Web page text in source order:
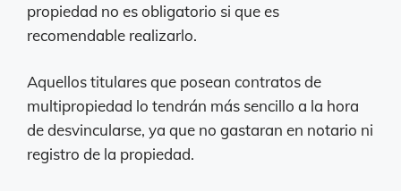
propiedad no es obligatorio si que es
recomendable realizarlo.
Aquellos titulares que posean contratos de
multipropiedad lo tendrán más sencillo a la hora
de desvincularse, ya que no gastaran en notario ni
registro de la propiedad.